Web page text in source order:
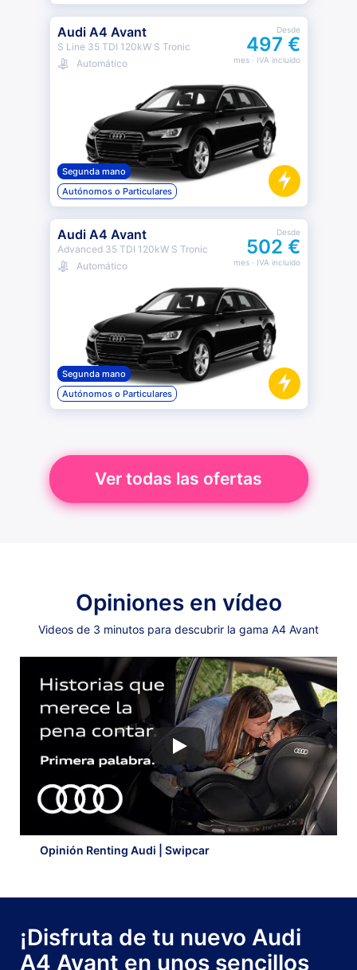
Audi A4 Avant
S Line 35 TDI 120kW S Tronic
Automático
Desde
497 €
mes· IVA incluido
Segunda mano
Autónomos o Particulares
Audi A4 Avant
Advanced 35 TDI 120kW S Tronic
Automático
Desde
502 €
mes· IVA incluido
Segunda mano
Autónomos o Particulares
Ver todas las ofertas
Opiniones en vídeo
Videos de 3 minutos para descubrir la gama A4 Avant
Opinión Renting Audi | Swipcar
¡Disfruta de tu nuevo Audi
A4 Avant en unos sencillos